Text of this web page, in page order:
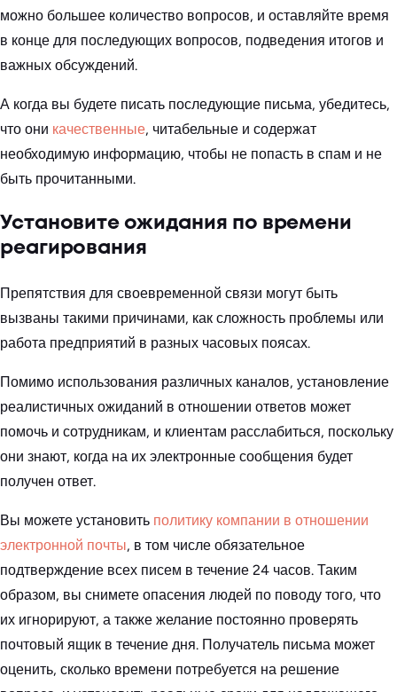
можно большее количество вопросов, и оставляйте время
в конце для последующих вопросов, подведения итогов и
важных обсуждений.
А когда вы будете писать последующие письма, убедитесь,
что они качественные, читабельные и содержат
необходимую информацию, чтобы не попасть в спам и не
быть прочитанными.
Установите ожидания по времени
реагирования
Препятствия для своевременной связи могут быть
вызваны такими причинами, как сложность проблемы или
работа предприятий в разных часовых поясах.
Помимо использования различных каналов, установление
реалистичных ожиданий в отношении ответов может
помочь и сотрудникам, и клиентам расслабиться, поскольку
они знают, когда на их электронные сообщения будет
получен ответ.
Вы можете установить политику компании в отношении
электронной почты, в том числе обязательное
подтверждение всех писем в течение 24 часов. Таким
образом, вы снимете опасения людей по поводу того, что
их игнорируют, а также желание постоянно проверять
почтовый ящик в течение дня. Получатель письма может
оценить, сколько времени потребуется на решение